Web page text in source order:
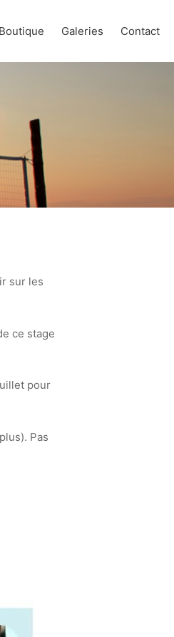
Boutique Galeries Contact
sur les
ce stage
pour
Pas